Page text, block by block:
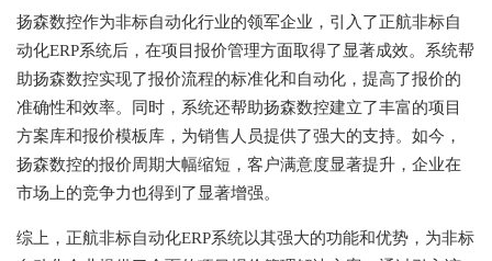
扬森数控作为非标自动化行业的领军企业，引入了正航非标自
动化ERP系统后，在项目报价管理方面取得了显著成效。系统帮
助扬森数控实现了报价流程的标准化和自动化，提高了报价的
准确性和效率。同时，系统还帮助扬森数控建立了丰富的项目
方案库和报价模板库，为销售人员提供了强大的支持。如今，
扬森数控的报价周期大幅缩短，客户满意度显著提升，企业在
市场上的竞争力也得到了显著增强。
综上，正航非标自动化ERP系统以其强大的功能和优势，为非标